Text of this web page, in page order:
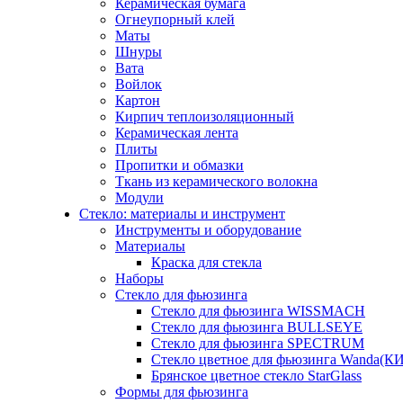
Керамическая бумага
Огнеупорный клей
Маты
Шнуры
Вата
Войлок
Картон
Кирпич теплоизоляционный
Керамическая лента
Плиты
Пропитки и обмазки
Ткань из керамического волокна
Модули
Стекло: материалы и инструмент
Инструменты и оборудование
Материалы
Краска для стекла
Наборы
Стекло для фьюзинга
Стекло для фьюзинга WISSMACH
Стекло для фьюзинга BULLSEYE
Стекло для фьюзинга SPECTRUM
Стекло цветное для фьюзинга
Брянское цветное стекло StarGlass
Формы для фьюзинга